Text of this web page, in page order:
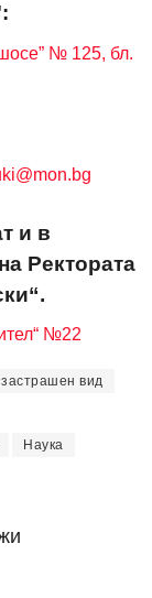
№ 125, бл.
и в
Ректората
№22
застрашен вид
Наука